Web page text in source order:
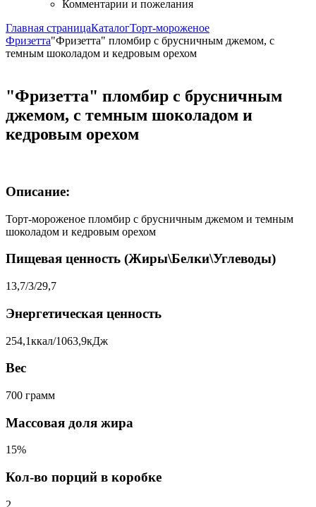
Комментарии и пожелания
Главная страницаКаталогТорт-мороженое
Фризетта"Фризетта" пломбир с брусничным джемом, с
темным шоколадом и кедровым орехом
"Фризетта" пломбир с брусничным
джемом, с темным шоколадом и
кедровым орехом
Описание:
Торт-мороженое пломбир с брусничным джемом и темным
шоколадом и кедровым орехом
Пищевая ценность (Жиры\Белки\Углеводы)
13,7/3/29,7
Энергетическая ценность
254,1ккал/1063,9кДж
Вес
700 грамм
Массовая доля жира
15%
Кол-во порций в коробке
2